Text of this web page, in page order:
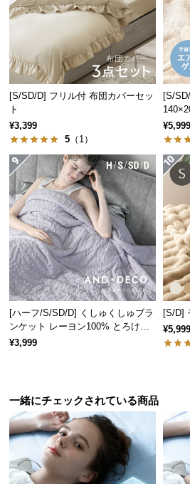
サ
ポ
ト
知
ら
せ
ブ
グ
企
情
報
[S/SD/D] フリル付 布団カバーセッ
ト
¥3,399
5 （1）
[S/
¥5,999
[ハーフ/S/SD/D] くしゅくしゅブラ
ンケット レーヨン100% とろける
肌触り
¥3,999
[S/D]
¥5,999
一緒にチェックされている商品